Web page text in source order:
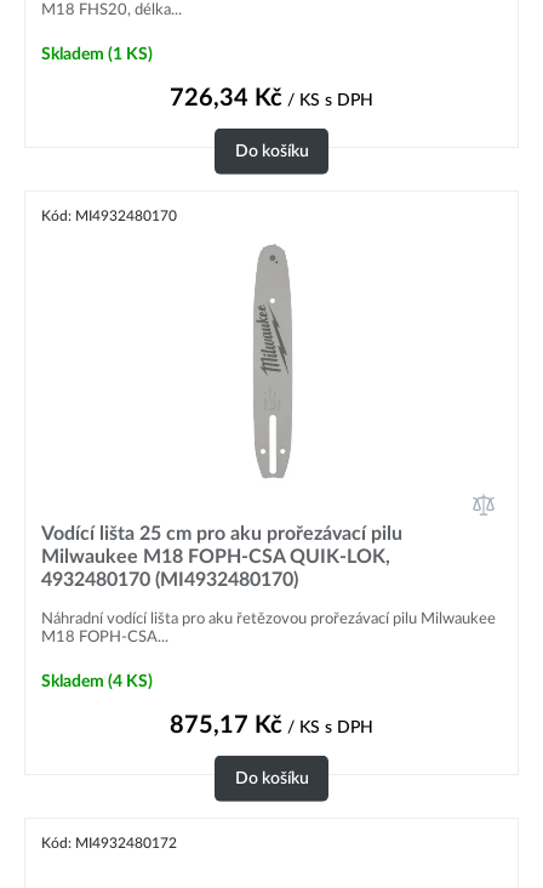
M18 FHS20, délka...
Skladem (1 KS)
726,34 Kč / KS s DPH
Do košíku
Kód: MI4932480170
Vodící lišta 25 cm pro aku prořezávací pilu
Milwaukee M18 FOPH-CSA QUIK-LOK,
4932480170 (MI4932480170)
Náhradní vodící lišta pro aku řetězovou prořezávací pilu Milwaukee
M18 FOPH-CSA...
Skladem (4 KS)
875,17 Kč / KS s DPH
Do košíku
Kód: MI4932480172